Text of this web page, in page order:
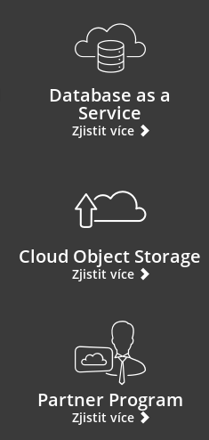
Database as a
Service
Zjistit více
Cloud Object Storage
Zjistit více
Partner Program
Zjistit více